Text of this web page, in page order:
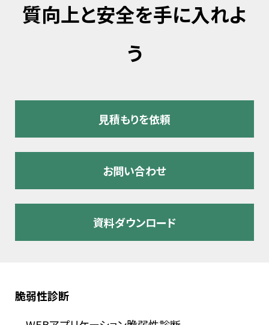
質向上と安全を手に入れよ
う
見積もりを依頼
お問い合わせ
資料ダウンロード
脆弱性診断